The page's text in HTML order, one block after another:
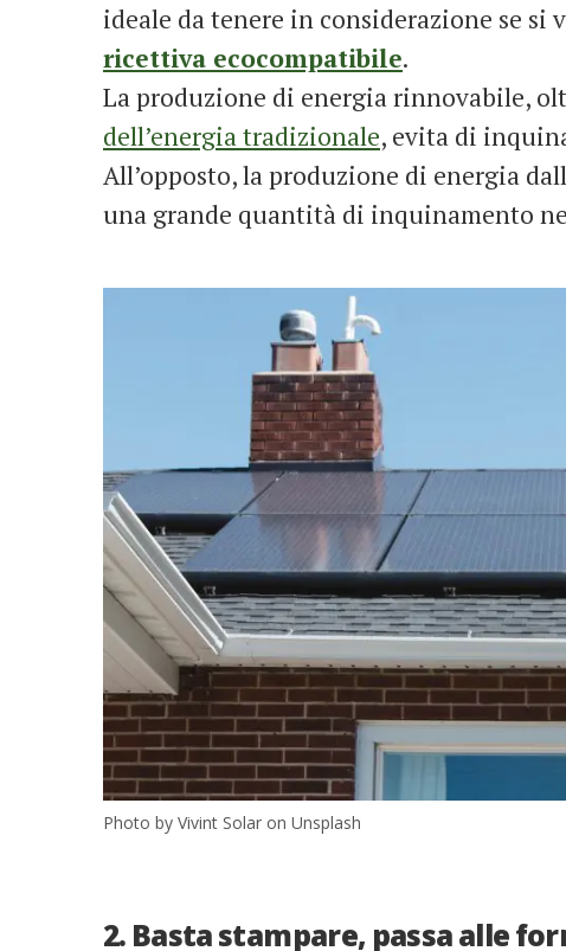
ideale da tenere in considerazione se si
ricettiva ecocompatibile.
La produzione di energia rinnovabile,
dell’energia tradizionale, evita di
All’opposto, la produzione di energia
una grande quantità di inquinamento
Photo by Vivint Solar on Unsplash
2. Basta stampare, passa alle